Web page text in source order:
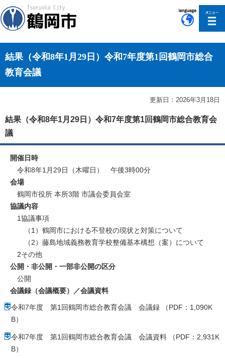
結果（令和8年1月29日）令和7年度第1回鶴岡市総合
教育会議
更新日：2026年3月18日
結果（令和8年1月29日）令和7年度第1回鶴岡市総合教育会
議
開催日時
令和8年1月29日（木曜日） 午後3時00分
会場
鶴岡市役所 本所3階 市議会委員会室
協議内容
1協議事項
（1）鶴岡市における不登校の現状と対策について
（2）藤島地域義務教育学校整備基本構想（案）について
2その他
公開・非公開・一部非公開の区分
公開
会議録（会議概要）／会議資料
令和7年度 第1回鶴岡市総合教育会議 会議録 （PDF：1,090K
B）
令和7年度 第1回鶴岡市総合教育会議 会議資料 （PDF：2,931K
B）